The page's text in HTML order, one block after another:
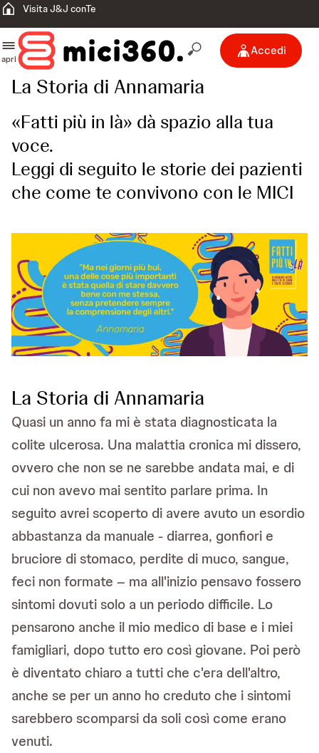
Visita J&J conTe
apri
Accedi
La Storia di Annamaria
«Fatti più in là» dà spazio alla tua
voce.
Leggi di seguito le storie dei pazienti
che come te convivono con le MICI
La Storia di Annamaria
Quasi un anno fa mi è stata diagnosticata la
colite ulcerosa. Una malattia cronica mi dissero,
ovvero che non se ne sarebbe andata mai, e di
cui non avevo mai sentito parlare prima. In
seguito avrei scoperto di avere avuto un esordio
abbastanza da manuale - diarrea, gonfiori e
bruciore di stomaco, perdite di muco, sangue,
feci non formate – ma all'inizio pensavo fossero
sintomi dovuti solo a un periodo difficile. Lo
pensarono anche il mio medico di base e i miei
famigliari, dopo tutto ero così giovane. Poi però
è diventato chiaro a tutti che c'era dell'altro,
anche se per un anno ho creduto che i sintomi
sarebbero scomparsi da soli così come erano
venuti.